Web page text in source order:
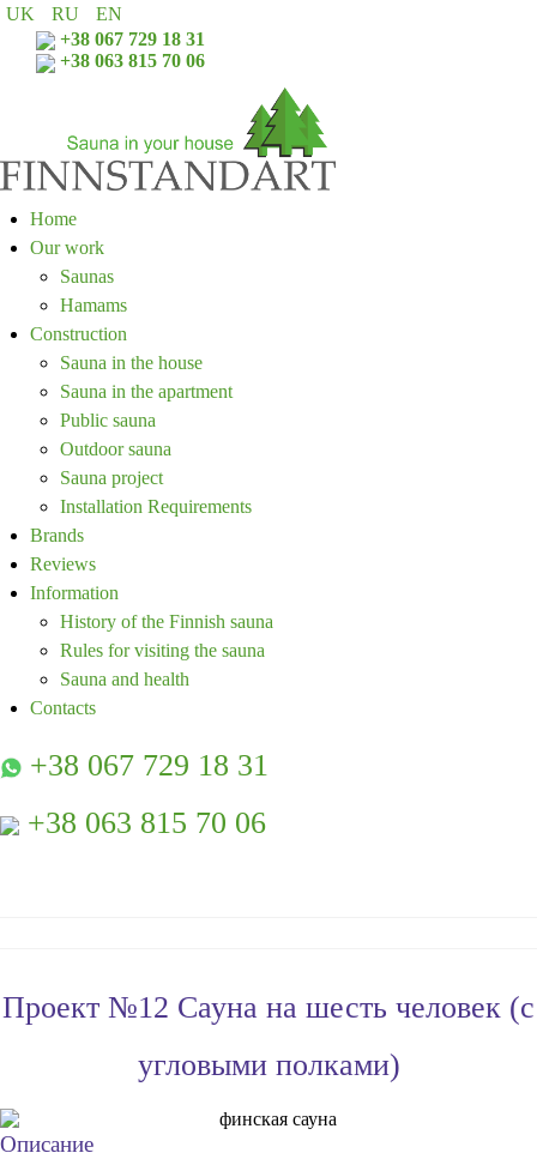
UK RU
EN
+38 067 729 18 31
+38 063 815 70 06
Home
Our work
Saunas
Hamams
Construction
Sauna in the house
Sauna in the apartment
Public sauna
Outdoor sauna
Sauna project
Installation Requirements
Brands
Reviews
Information
History of the Finnish sauna
Rules for visiting the sauna
Sauna and health
Contacts
+38 067 729 18 31
+38 063 815 70 06
Проект №12 Сауна на шесть человек (с
угловыми полками)
Описание